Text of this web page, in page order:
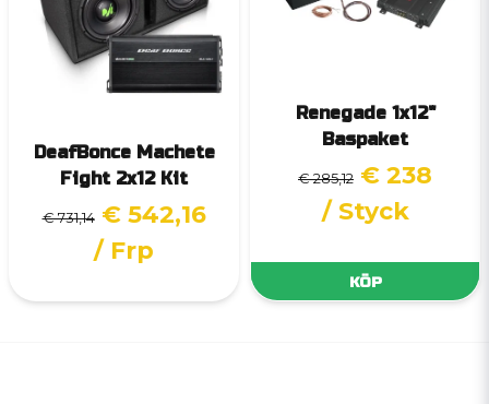
DeafBonce Machete
Fight 2x12 Kit
€ 731,14 € 542,16
/ Frp
Renegade 1x12"
Baspaket
€ 285,12 € 238
/ Styck
KÖP